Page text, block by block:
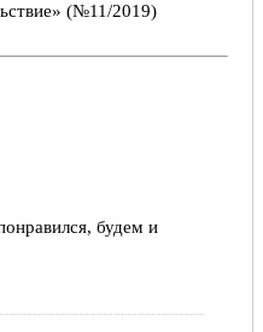
(№11/2019)
будем и